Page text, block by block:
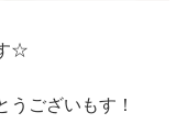
☆
うございもす！